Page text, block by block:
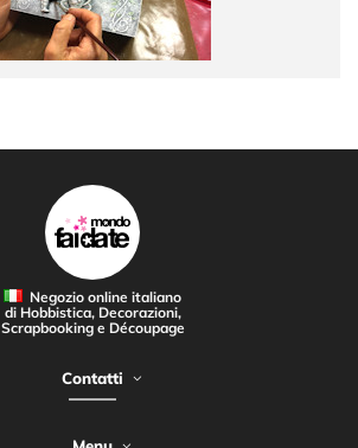
Negozio online italiano
di Hobbistica, Decorazioni,
Scrapbooking e Découpage
Contatti